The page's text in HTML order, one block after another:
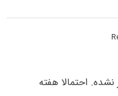
نشده. احتمالا هفته